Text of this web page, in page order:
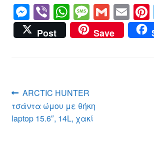
M
e
ss
g
er
Vi
b
er
W
h
at
p
p
M
e
ss
G
m
ail
E
m
ail
Post Save
Πλοήγηση
άρθρων
Προηγούμενο
άρθρο:
ARCTIC HUNTER
τσάντα ώμου με θήκη
laptop 15.6″, 14L, χακί